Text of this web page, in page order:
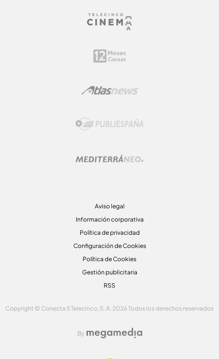
Aviso legal
Información corporativa
Política de privacidad
Configuración de Cookies
Política de Cookies
Gestión publicitaria
RSS
Copyright © Conecta 5 Telecinco, S. A. 2026 Todos los derechos reservados
By